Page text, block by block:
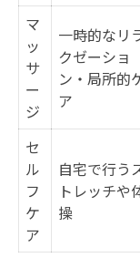
紹介
身体の
産前産
ツ
産前産
産前産後の
骨盤矯
マ
ッ
サ
ー
ジ
一時的なリ
クゼーショ
ン・局所的
ア
セ
ル
フ
ケ
ア
自宅で行う
トレッチや
操